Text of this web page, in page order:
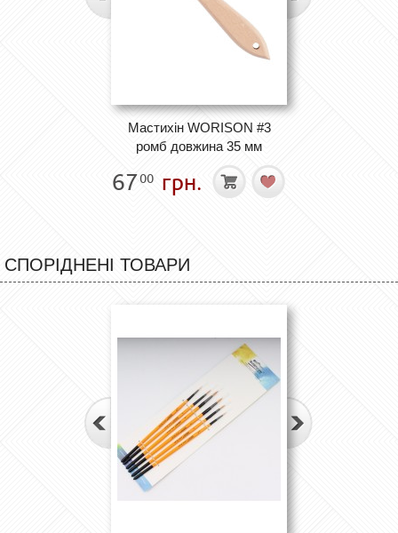
Мастихін WORISON #3
ромб довжина 35 мм
6700 грн.
СПОРІДНЕНІ ТОВАРИ